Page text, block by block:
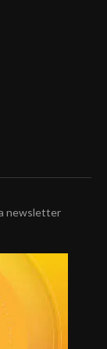
newsletter